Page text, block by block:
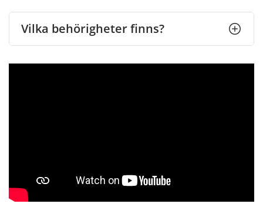
Vilka behörigheter finns?